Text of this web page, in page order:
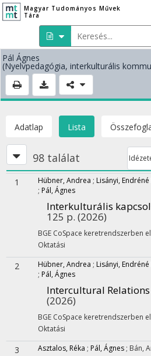
Magyar Tudományos Művek
Tára
Pál Ágnes
(Nyelvpedagógia, interkulturális
Adatlap Lista
98 találat
1 Hübner, Andrea ; Lisányi,
; Pál, Ágnes
Interkulturális
125 p. (2026)
BGE CoSpace keretrendszerben
Oktatási
2 Hübner, Andrea ; Lisányi,
; Pál, Ágnes
Intercultural Relations
(2026)
BGE CoSpace keretrendszerben
Oktatási
3 Asztalos, Réka ; Pál, Ágnes ; Bán,